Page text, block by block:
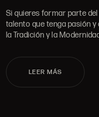
Si quieres formar parte
talento que tenga pasión
la Tradición y la
LEER MÁS